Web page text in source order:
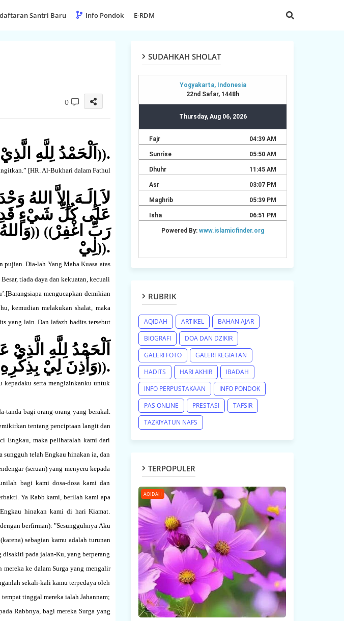
Santri Baru Info Pondok E-RDM
0
اَلْحَمْدُ لِلَّهِ )).
[HR. Al-Bukhari dalam Fathul
لاَ إِلَـهَ إِلاَّ اللهُ
عَلَى كُلِّ شَيْءٍ قَدِيْرٌ.
)) ((رَبِّ اغْفِرْ
لِيْ)).
pujian. Dia-lah Yang Maha Kuasa atas
tiada daya dan kekuatan, kecuali
Barangsiapa mengucapkan demikian
kemudian melakukan shalat, maka
yang lain. Dan lafazh hadits tersebut
اَلْحَمْدُ لِلَّهِ
وَأَذِنَ لِيْ بِذِكْرِهِ)).
kepadaku serta mengizinkanku untuk
tanda bagi orang-orang yang berakal.
tentang penciptaan langit dan
Engkau, maka peliharalah kami dari
sungguh telah Engkau hinakan ia, dan
(seruan) yang menyeru kepada
bagi kami dosa-dosa kami dan
Ya Rabb kami, berilah kami apa
hinakan kami di hari Kiamat.
berfirman): "Sesungguhnya Aku
sebagian kamu adalah turunan
pada jalan-Ku, yang berperang
ke dalam Surga yang mengalir
sekali-kali kamu terpedaya oleh
tinggal mereka ialah Jahannam;
Rabbnya, bagi mereka Surga yang
SUDAHKAH SHOLAT
RUBRIK
AQIDAH ARTIKEL
BAHAN AJAR
BIOGRAFI
DOA DAN DZIKIR
GALERI FOTO
GALERI KEGIATAN
HADITS
HARI AKHIR
IBADAH
INFO PERPUSTAKAAN
INFO PONDOK
PAS ONLINE
PRESTASI
TAFSIR
TAZKIYATUN NAFS
TERPOPULER
AQIDAH